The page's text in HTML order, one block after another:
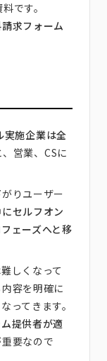
です。
求フォーム
施企業は全
営業、CSに
りユーザー
セルフオン
ェーズへと移
しくなって
容を明確に
ってきます。
提供者が適
要なので